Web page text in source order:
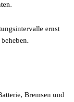
ernst
Bremsen und